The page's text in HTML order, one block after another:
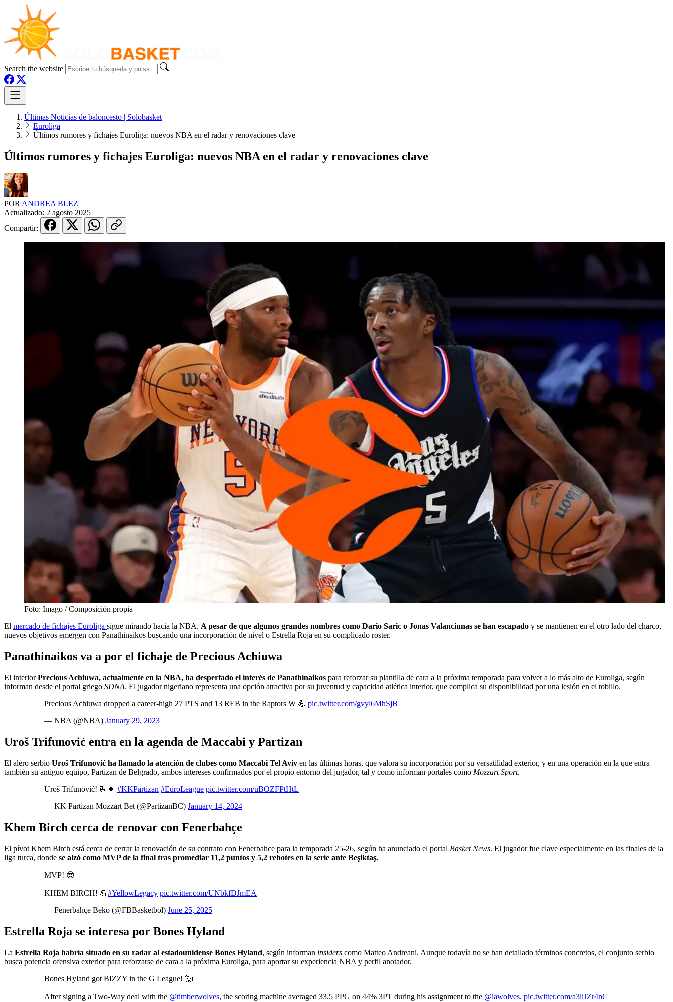
Search the website
Últimas Noticias de baloncesto | Solobasket
Euroliga
Últimos rumores y fichajes Euroliga: nuevos NBA en el radar y renovaciones clave
Últimos rumores y fichajes Euroliga: nuevos NBA en el radar y renovaciones clave
POR ANDREA BLEZ
Actualizado: 2 agosto 2025
Compartir:
Foto: Imago / Composición propia
El mercado de fichajes Euroliga sigue mirando hacia la NBA. A pesar de que algunos grandes nombres como Dario Saric o Jonas Valanciunas se han escapado y se mantienen en el otro lado del charco,
nuevos objetivos emergen con Panathinaikos buscando una incorporación de nivel o Estrella Roja en su complicado roster.
Panathinaikos va a por el fichaje de Precious Achiuwa
El interiorPrecious Achiuwa, actualmente en la NBA, ha despertado el interés de Panathinaikos para reforzar su plantilla de cara a la próxima temporada para volver a lo más alto de Euroliga, según
informan desde el portal griego SDNA. El jugador nigeriano representa una opción atractiva por su juventud y capacidad atlética interior, que complica su disponibilidad por una lesión en el tobillo.
Precious Achiuwa dropped a career-high 27 PTS and 13 REB in the Raptors W 💪 pic.twitter.com/gvyl6MhSjB
— NBA (@NBA) January 29, 2023
Uroš Trifunović entra en la agenda de Maccabi y Partizan
El alero serbio Uroš Trifunović ha llamado la atención de clubes como Maccabi Tel Aviv en las últimas horas, que valora su incorporación por su versatilidad exterior, y en una operación en la que entra
también su antiguo equipo, Partizan de Belgrado, ambos intereses confirmados por el propio entorno del jugador, tal y como informan portales como Mozzart Sport.
Uroš Trifunović! 🫰🏽 #KKPartizan #EuroLeague pic.twitter.com/uBOZFPtHtL
— KK Partizan Mozzart Bet (@PartizanBC) January 14, 2024
Khem Birch cerca de renovar con Fenerbahçe
El pívot Khem Birch está cerca de cerrar la renovación de su contrato con Fenerbahce para la temporada 25-26, según ha anunciado el portal Basket News. El jugador fue clave especialmente en las finales de la
liga turca, donde se alzó como MVP de la final tras promediar 11,2 puntos y 5,2 rebotes en la serie ante Beşiktaş.
MVP! 😎
KHEM BIRCH! 💪#YellowLegacy pic.twitter.com/UNbkfDJmEA
— Fenerbahçe Beko (@FBBasketbol) June 25, 2025
Estrella Roja se interesa por Bones Hyland
La Estrella Roja habría situado en su radar al estadounidense Bones Hyland, según informan insiders como Matteo Andreani. Aunque todavía no se han detallado términos concretos, el conjunto serbio
busca potencia ofensiva exterior para reforzarse de cara a la próxima Euroliga, para aportar su experiencia NBA y perfil anotador.
Bones Hyland got BIZZY in the G League! 🐺
After signing a Two-Way deal with the @timberwolves, the scoring machine averaged 33.5 PPG on 44% 3PT during his assignment to the @iawolves. pic.twitter.com/a3iiJZr4nC